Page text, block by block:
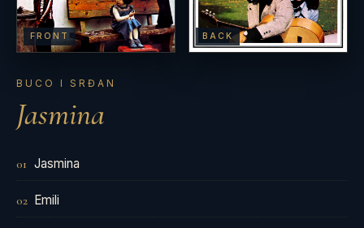
FRONT BACK
BUCO I SRĐAN
Jasmina
01 Jasmina
02 Emili